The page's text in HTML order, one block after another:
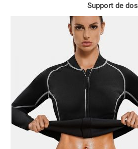
Support de dos